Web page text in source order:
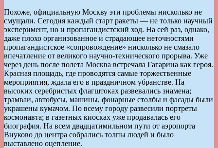
Похоже, официальную Москву эти проблемы нисколько не
смущали. Сегодня каждый старт ракеты — не только научный
эксперимент, но и пропагандистский ход. На сей раз, однако,
даже плохо организованное и страдающее неточностями
пропагандистское «сопровождение» нисколько не смазало
впечатление от великого научно-технического прорыва. Уже
через день после полета Москва встречала Гагарина как героя.
Красная площадь, где проводятся самые торжественные
мероприятия, ждала его в праздничном убранстве. На
высоких серебристых флагштоках развевались знамена;
трамваи, автобусы, машины, фонарные столбы и фасады были
украшены кумачом. По всему городу развесили портреты
космонавта; в газетных киосках уже продавалась его
биография. На всем двадцатимильном пути от аэропорта
Внуково до центра собрались толпы людей и было
выставлено оцепление.